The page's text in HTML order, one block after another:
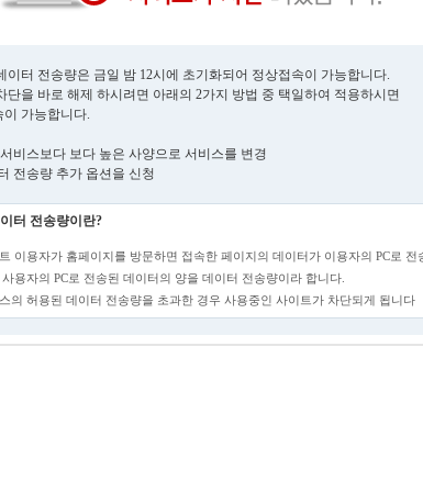
이터 전송량은 금일 밤 12시에 초기화되어 정상접속이 가능합니다.
단을 바로 해제 하시려면 아래의 2가지 방법 중 택일하여 적용하시면
이 가능합니다.
비스보다 보다 높은 사양으로 서비스를 변경
전송량 추가 옵션을 신청
터 전송량이란?
이용자가 홈페이지를 방문하면 접속한 페이지의 데이터가 이용자의 PC로 전
용자의 PC로 전송된 데이터의 양을 데이터 전송량이라 합니다.
의 허용된 데이터 전송량을 초과한 경우 사용중인 사이트가 차단되게 됩니다